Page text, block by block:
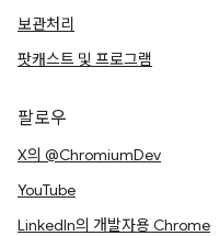
보관처리
팟캐스트 및 프로그램
팔로우
X의 @ChromiumDev
YouTube
LinkedIn의 개발자용 Chrome